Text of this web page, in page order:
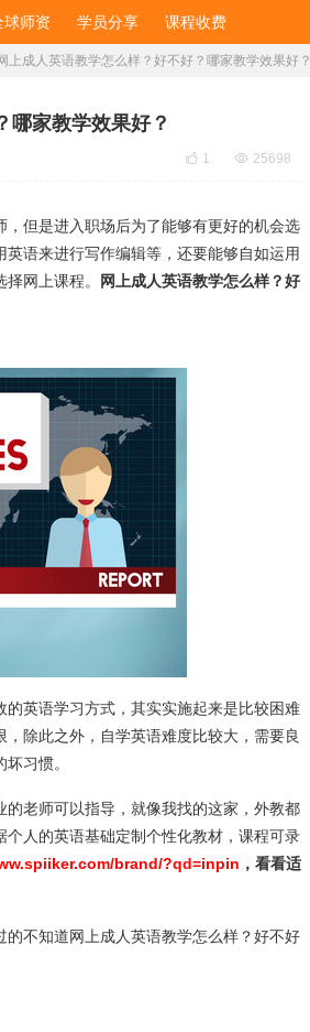
球师资 学员分享 课程收费
上成人英语教学怎么样？好不好？哪家教学效果好？
哪家教学效果好？
 1  25698
但是进入职场后为了能够有更好的机会选
语来进行写作编辑等，还要能够自如运用
网上课程。
网上成人英语教学怎么样？好
英语学习方式，其实实施起来是比较困难
除此之外，自学英语难度比较大，需要良
习惯。
老师可以指导，就像我找的这家，外教都
人的英语基础定制个性化教材，课程可录
brand/?qd=inpin ，看看适
不知道网上成人英语教学怎么样？好不好